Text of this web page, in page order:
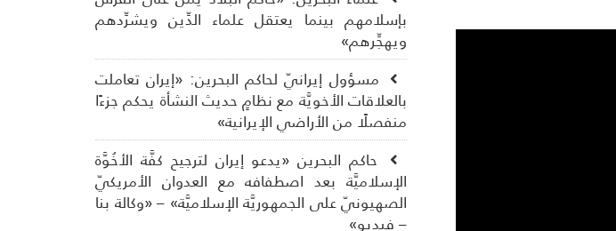
بإسلامهم بينما يعتقل علماء الدِّين ويشرِّدهم
ويهجِّرهم»
مسؤول إيرانيّ لحاكم البحرين: «إيران تعاملت
بالعلاقات الأخويَّة مع نظامٍ حديث النشأة يحكم جزءًا
منفصلًا من الأراضي الإيرانية»
حاكم البحرين «يدعو إيران لترجيح كفَّة الأخُوَّة
الإسلاميَّة بعد اصطفافه مع العدوان الأمريكيّ
الصهيونيّ على الجمهوريَّة الإسلاميَّة» – «وكالة بنا
– فيديو»